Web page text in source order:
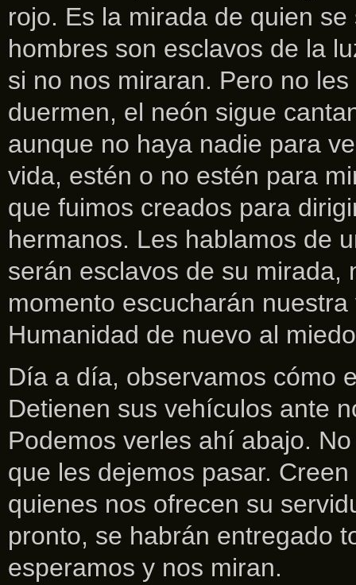
rojo. Es la mirada de quien
hombres son esclavos de la
si no nos miraran. Pero no
duermen, el neón sigue
aunque no haya nadie para
vida, estén o no estén para
que fuimos creados para
hermanos. Les hablamos de
serán esclavos de su mirada,
momento escucharán
Humanidad de nuevo al
Día a día, observamos cómo
Detienen sus vehículos ante
Podemos verles ahí abajo.
que les dejemos pasar.
quienes nos ofrecen su
pronto, se habrán entregado
esperamos y nos miran.